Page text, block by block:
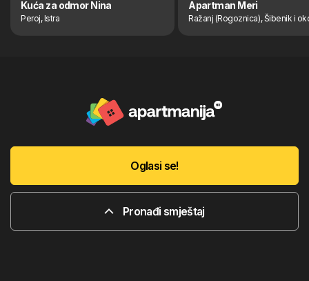
Kuća za odmor Nina
Peroj, Istra
Apartman Meri
Ražanj (Rogoznica), Šibenik i
Oglasi se!
Pronađi smještaj